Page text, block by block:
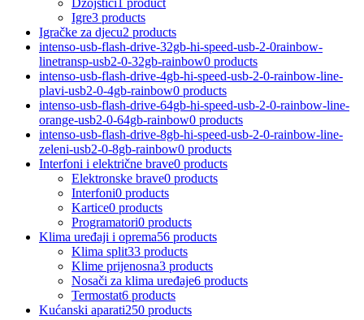
Igre3 products
Igračke za djecu2 products
intenso-usb-flash-drive-32gb-hi-speed-usb-2-0rainbow-
linetransp-usb2-0-32gb-rainbow0 products
intenso-usb-flash-drive-4gb-hi-speed-usb-2-0-rainbow-line-
plavi-usb2-0-4gb-rainbow0 products
intenso-usb-flash-drive-64gb-hi-speed-usb-2-0-rainbow-line-
orange-usb2-0-64gb-rainbow0 products
intenso-usb-flash-drive-8gb-hi-speed-usb-2-0-rainbow-line-
zeleni-usb2-0-8gb-rainbow0 products
Interfoni i električne brave0 products
Elektronske brave0 products
Interfoni0 products
Kartice0 products
Programatori0 products
Klima uređaji i oprema56 products
Klima split33 products
Klime prijenosna3 products
Nosači za klima uređaje6 products
Termostat6 products
Kućanski aparati250 products